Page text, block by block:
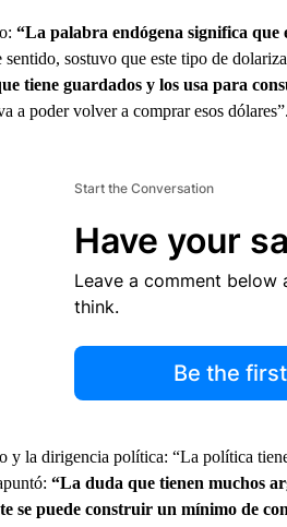
“La palabra endógena significa que
sentido, sostuvo que este tipo de
tiene guardados y los usa para
a poder volver a comprar esos dólares”.
Start the Conversation
Have your
Leave a comment below
think.
Be the
y la dirigencia política: “La política
“La duda que tienen muchos
se puede construir un mínimo de